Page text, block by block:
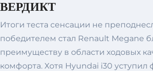
ВЕРДИКТ
Итоги теста сенсации не
победителем стал Renault Megane
преимуществу в области ходовых
комфорта. Хотя Hyundai i30 уступил